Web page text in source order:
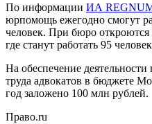
По информации ИА
юрпомощь ежегодно смогут
человек. При бюро
где станут работать 95
На обеспечение
труда адвокатов в бюджете
год заложено 100 млн рублей.
Право.ru